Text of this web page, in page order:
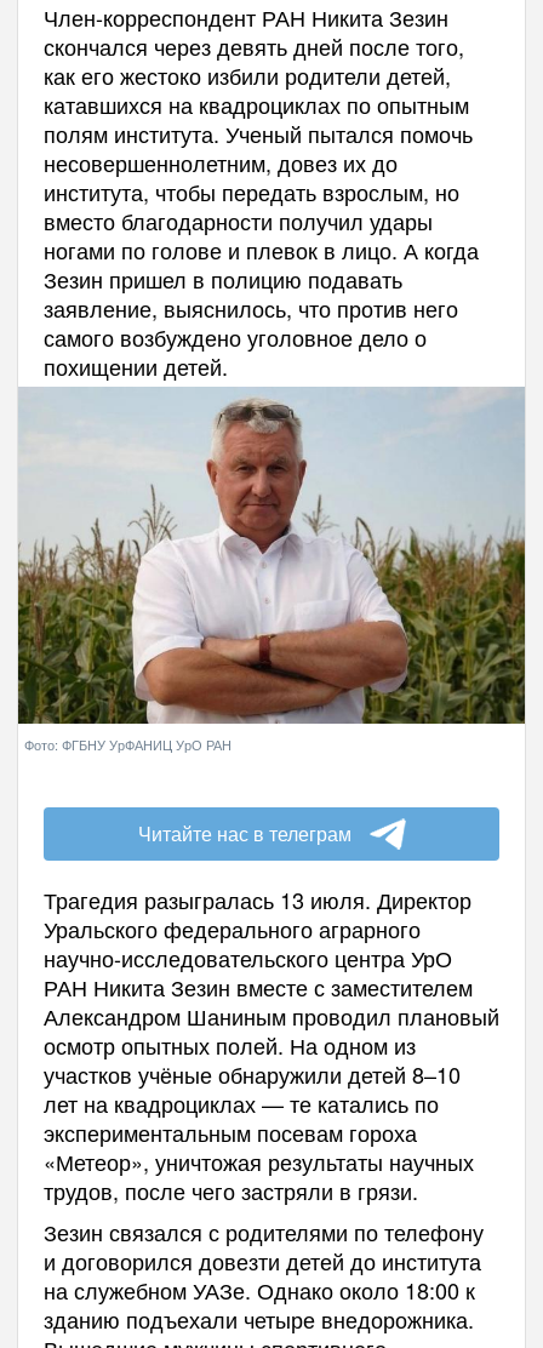
Член-корреспондент РАН Никита Зезин
скончался через девять дней после того,
как его жестоко избили родители детей,
катавшихся на квадроциклах по опытным
полям института. Ученый пытался помочь
несовершеннолетним, довез их до
института, чтобы передать взрослым, но
вместо благодарности получил удары
ногами по голове и плевок в лицо. А когда
Зезин пришел в полицию подавать
заявление, выяснилось, что против него
самого возбуждено уголовное дело о
похищении детей.
Фото: ФГБНУ УрФАНИЦ УрО РАН
Читайте нас в телеграм
Трагедия разыгралась 13 июля. Директор
Уральского федерального аграрного
научно-исследовательского центра УрО
РАН Никита Зезин вместе с заместителем
Александром Шаниным проводил плановый
осмотр опытных полей. На одном из
участков учёные обнаружили детей 8–10
лет на квадроциклах — те катались по
экспериментальным посевам гороха
«Метеор», уничтожая результаты научных
трудов, после чего застряли в грязи.
Зезин связался с родителями по телефону
и договорился довезти детей до института
на служебном УАЗе. Однако около 18:00 к
зданию подъехали четыре внедорожника.